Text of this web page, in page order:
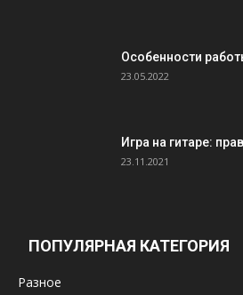
Особенности
23.05.2022
Игра на гитаре:
23.11.2021
ПОПУЛЯРНАЯ КАТЕГОРИЯ
Разное